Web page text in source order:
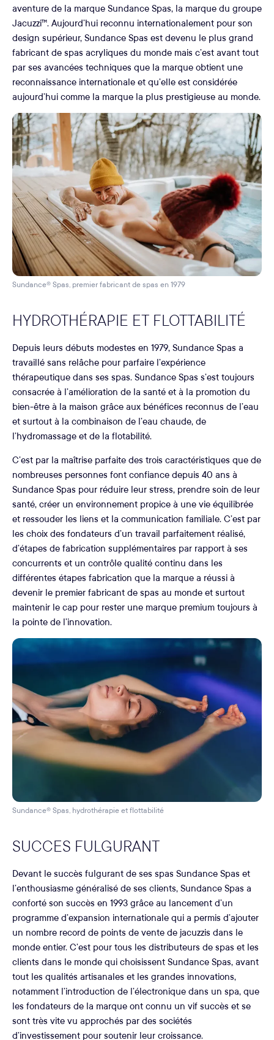
aventure de la marque Sundance Spas, la marque du groupe
Jacuzzi™. Aujourd’hui reconnu internationalement pour son
design supérieur, Sundance Spas est devenu le plus grand
fabricant de spas acryliques du monde mais c’est avant tout
par ses avancées techniques que la marque obtient une
reconnaissance internationale et qu’elle est considérée
aujourd’hui comme la marque la plus prestigieuse au monde.
Sundance® Spas, premier fabricant de spas en 1979
HYDROTHÉRAPIE ET FLOTTABILITÉ
Depuis leurs débuts modestes en 1979, Sundance Spas a
travaillé sans relâche pour parfaire l’expérience
thérapeutique dans ses spas. Sundance Spas s’est toujours
consacrée à l’amélioration de la santé et à la promotion du
bien-être à la maison grâce aux bénéfices reconnus de l’eau
et surtout à la combinaison de l’eau chaude, de
l’hydromassage et de la flotabilité.
C’est par la maîtrise parfaite des trois caractéristiques que de
nombreuses personnes font confiance depuis 40 ans à
Sundance Spas pour réduire leur stress, prendre soin de leur
santé, créer un environnement propice à une vie équilibrée
et ressouder les liens et la communication familiale. C’est par
les choix des fondateurs d’un travail parfaitement réalisé,
d’étapes de fabrication supplémentaires par rapport à ses
concurrents et un contrôle qualité continu dans les
différentes étapes fabrication que la marque a réussi à
devenir le premier fabricant de spas au monde et surtout
maintenir le cap pour rester une marque premium toujours à
la pointe de l’innovation.
Sundance® Spas, hydrothérapie et flottabilité
SUCCES FULGURANT
Devant le succès fulgurant de ses spas Sundance Spas et
l’enthousiasme généralisé de ses clients, Sundance Spas a
conforté son succès en 1993 grâce au lancement d’un
programme d’expansion internationale qui a permis d’ajouter
un nombre record de points de vente de jacuzzis dans le
monde entier. C’est pour tous les distributeurs de spas et les
clients dans le monde qui choisissent Sundance Spas, avant
tout les qualités artisanales et les grandes innovations,
notamment l’introduction de l’électronique dans un spa, que
les fondateurs de la marque ont connu un vif succès et se
sont très vite vu approchés par des sociétés
d’investissement pour soutenir leur croissance.